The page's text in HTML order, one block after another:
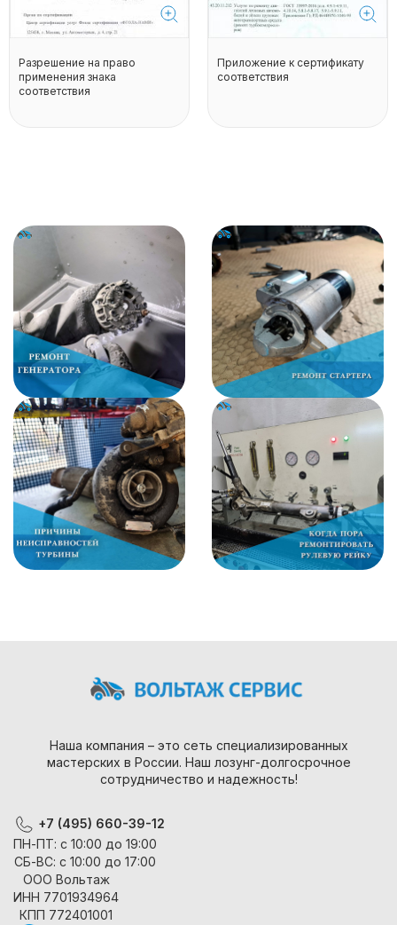
Разрешение на право
применения знака
соответствия
Приложение к сертификату
соответствия
Наша компания – это сеть специализированных
мастерских в России. Наш лозунг-долгосрочное
сотрудничество и надежность!
+7 (495) 660-39-12
ПН-ПТ: с 10:00 до 19:00
СБ-ВС: с 10:00 до 17:00
ООО Вольтаж
ИНН 7701934964
КПП 772401001